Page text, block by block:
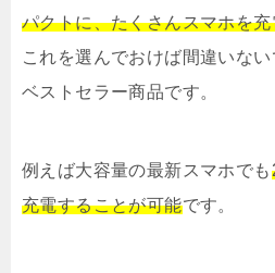
パクトに、たくさんスマホを
これを選んでおけば間違いな
ベストセラー商品です。
例えば大容量の最新スマホでも
充電することが可能です。